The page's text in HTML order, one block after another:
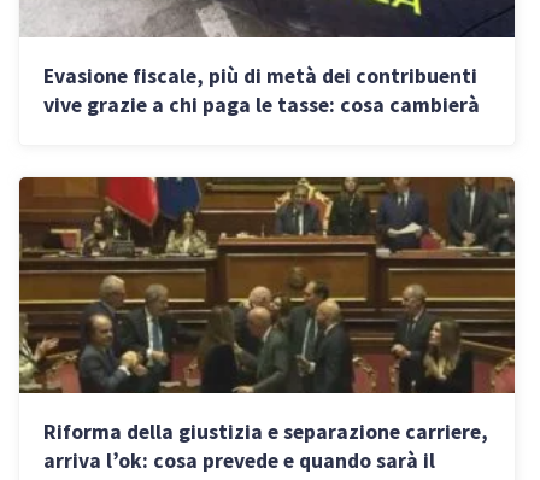
Evasione fiscale, più di metà dei contribuenti
vive grazie a chi paga le tasse: cosa cambierà
Riforma della giustizia e separazione carriere,
arriva l’ok: cosa prevede e quando sarà il